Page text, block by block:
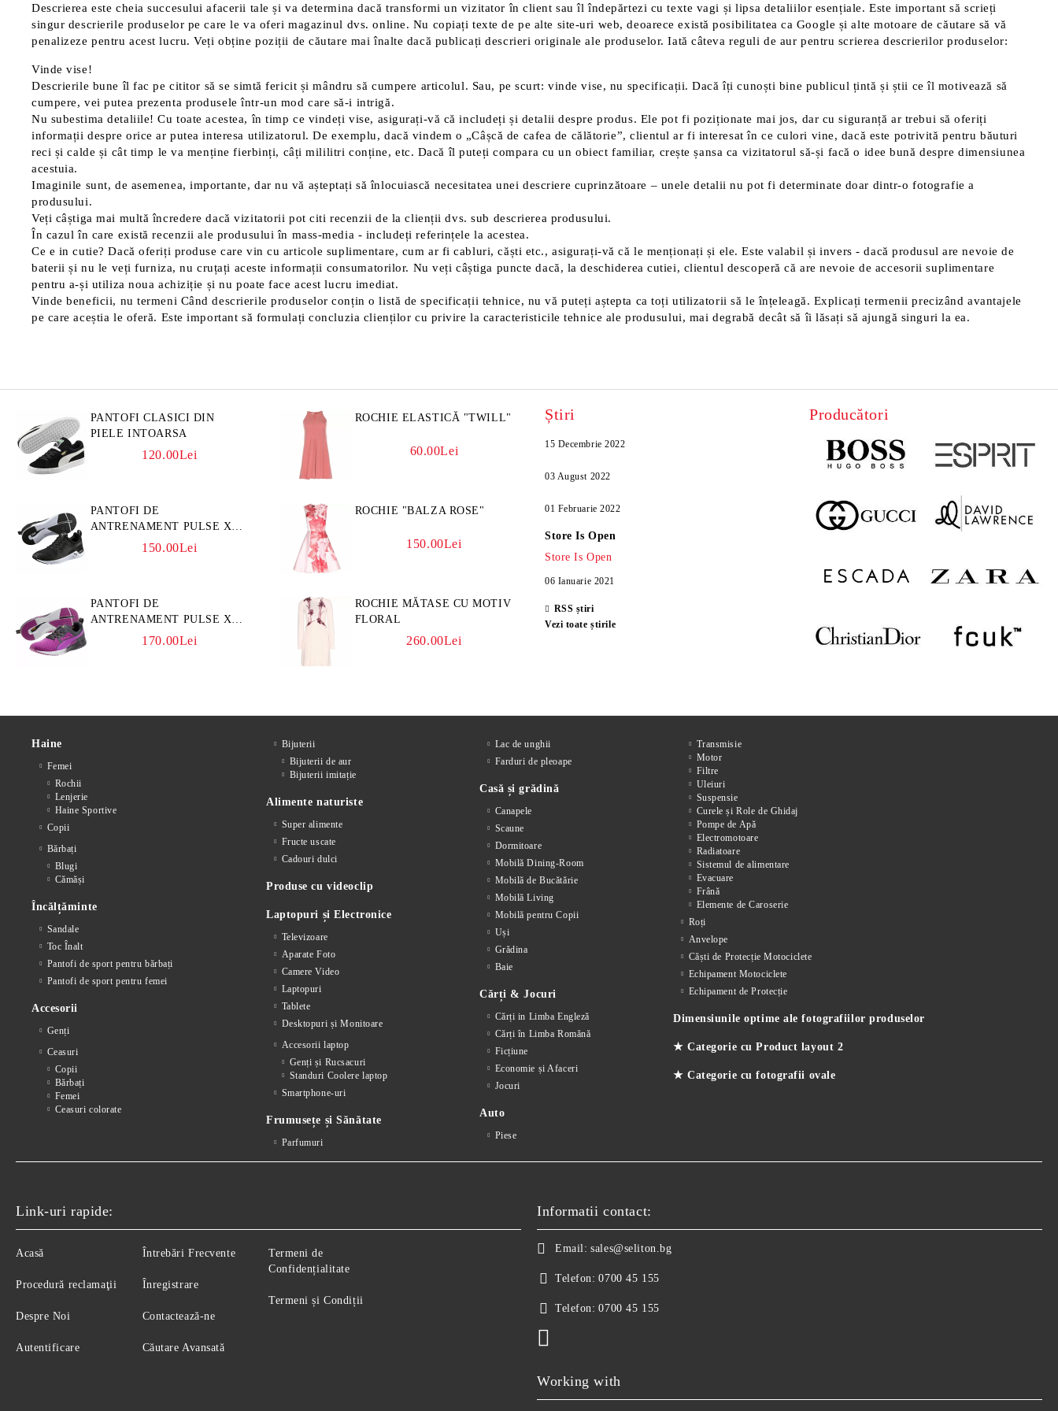
Descrierea este cheia succesului afacerii tale și va determina dacă transformi un vizitator în client sau îl îndepărtezi cu texte vagi și lipsa detaliilor esențiale. Este important să scrieți
singur descrierile produselor pe care le va oferi magazinul dvs. online. Nu copiați texte de pe alte site-uri web, deoarece există posibilitatea ca Google și alte motoare de căutare să vă
penalizeze pentru acest lucru. Veți obține poziții de căutare mai înalte dacă publicați descrieri originale ale produselor. Iată câteva reguli de aur pentru scrierea descrierilor produselor:
Vinde vise!
Descrierile bune îl fac pe cititor să se simtă fericit și mândru să cumpere articolul. Sau, pe scurt: vinde vise, nu specificații. Dacă îți cunoști bine publicul țintă și știi ce îl motivează să
cumpere, vei putea prezenta produsele într-un mod care să-i intrigă.
Nu subestima detaliile! Cu toate acestea, în timp ce vindeți vise, asigurați-vă că includeți și detalii despre produs. Ele pot fi poziționate mai jos, dar cu siguranță ar trebui să oferiți
informații despre orice ar putea interesa utilizatorul. De exemplu, dacă vindem o „Câșcă de cafea de călătorie”, clientul ar fi interesat în ce culori vine, dacă este potrivită pentru băuturi
reci și calde și cât timp le va menține fierbinți, câți mililitri conține, etc. Dacă îl puteți compara cu un obiect familiar, crește șansa ca vizitatorul să-și facă o idee bună despre dimensiunea
acestuia.
Imaginile sunt, de asemenea, importante, dar nu vă așteptați să înlocuiască necesitatea unei descriere cuprinzătoare – unele detalii nu pot fi determinate doar dintr-o fotografie a
produsului.
Veți câștiga mai multă încredere dacă vizitatorii pot citi recenzii de la clienții dvs. sub descrierea produsului.
În cazul în care există recenzii ale produsului în mass-media - includeți referințele la acestea.
Ce e in cutie? Dacă oferiți produse care vin cu articole suplimentare, cum ar fi cabluri, căști etc., asigurați-vă că le menționați și ele. Este valabil și invers - dacă produsul are nevoie de
baterii și nu le veți furniza, nu cruțați aceste informații consumatorilor. Nu veți câștiga puncte dacă, la deschiderea cutiei, clientul descoperă că are nevoie de accesorii suplimentare
pentru a-și utiliza noua achiziție și nu poate face acest lucru imediat.
Vinde beneficii, nu termeni Când descrierile produselor conțin o listă de specificații tehnice, nu vă puteți aștepta ca toți utilizatorii să le înțeleagă. Explicați termenii precizând avantajele
pe care aceștia le oferă. Este important să formulați concluzia clienților cu privire la caracteristicile tehnice ale produsului, mai degrabă decât să îi lăsați să ajungă singuri la ea.
PANTOFI CLASICI DIN
PIELE INTOARSA
120.00Lei
PANTOFI DE
ANTRENAMENT PULSE XT
150.00Lei
PANTOFI DE
ANTRENAMENT PULSE XT
170.00Lei
ROCHIE ELASTICĂ "TWILL"
60.00Lei
ROCHIE "BALZA ROSE"
150.00Lei
ROCHIE MĂTASE CU MOTIV
FLORAL
260.00Lei
Știri
15 Decembrie 2022
03 August 2022
01 Februarie 2022
Store Is Open
Store Is Open
06 Ianuarie 2021
RSS știri
Vezi toate știrile
Producători
Haine
Femei
Rochii
Lenjerie
Haine Sportive
Copii
Bărbați
Blugi
Cămăși
Încălțăminte
Sandale
Toc Înalt
Pantofi de sport pentru bărbați
Pantofi de sport pentru femei
Accesorii
Genți
Ceasuri
Copii
Bărbați
Femei
Ceasuri colorate
Bijuterii
Bijuterii de aur
Bijuterii imitație
Alimente naturiste
Super alimente
Fructe uscate
Cadouri dulci
Produse cu videoclip
Laptopuri și Electronice
Televizoare
Aparate Foto
Camere Video
Laptopuri
Tablete
Desktopuri și Monitoare
Accesorii laptop
Genți și Rucsacuri
Standuri Coolere laptop
Smartphone-uri
Frumusețe și Sănătate
Parfumuri
Lac de unghii
Farduri de pleoape
Casă și grădină
Canapele
Scaune
Dormitoare
Mobilă Dining-Room
Mobilă de Bucătărie
Mobilă Living
Mobilă pentru Copii
Uși
Grădina
Baie
Cărți & Jocuri
Cărți in Limba Engleză
Cărți în Limba Romănă
Ficțiune
Economie și Afaceri
Jocuri
Auto
Piese
Transmisie
Motor
Filtre
Uleiuri
Suspensie
Curele și Role de Ghidaj
Pompe de Apă
Electromotoare
Radiatoare
Sistemul de alimentare
Evacuare
Frână
Elemente de Caroserie
Roți
Anvelope
Căști de Protecție Motociclete
Echipament Motociclete
Echipament de Protecție
Dimensiunile optime ale fotografiilor produselor
★ Categorie cu Product layout 2
★ Categorie cu fotografii ovale
Link-uri rapide:
Acasă
Procedură reclamaţii
Despre Noi
Autentificare
Întrebări Frecvente
Înregistrare
Contactează-ne
Căutare Avansată
Termeni de
Confidențialitate
Termeni și Condiții
Informatii contact:
Email: sales@seliton.bg
Telefon: 0700 45 155
Telefon: 0700 45 155
Working with